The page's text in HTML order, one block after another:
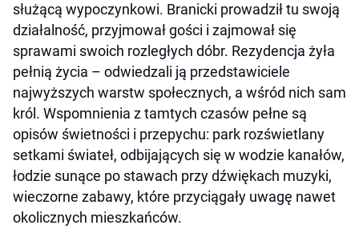
służącą wypoczynkowi. Branicki prowadził tu swoją
działalność, przyjmował gości i zajmował się
sprawami swoich rozległych dóbr. Rezydencja żyła
pełnią życia – odwiedzali ją przedstawiciele
najwyższych warstw społecznych, a wśród nich sam
król. Wspomnienia z tamtych czasów pełne są
opisów świetności i przepychu: park rozświetlany
setkami świateł, odbijających się w wodzie kanałów,
łodzie sunące po stawach przy dźwiękach muzyki,
wieczorne zabawy, które przyciągały uwagę nawet
okolicznych mieszkańców.